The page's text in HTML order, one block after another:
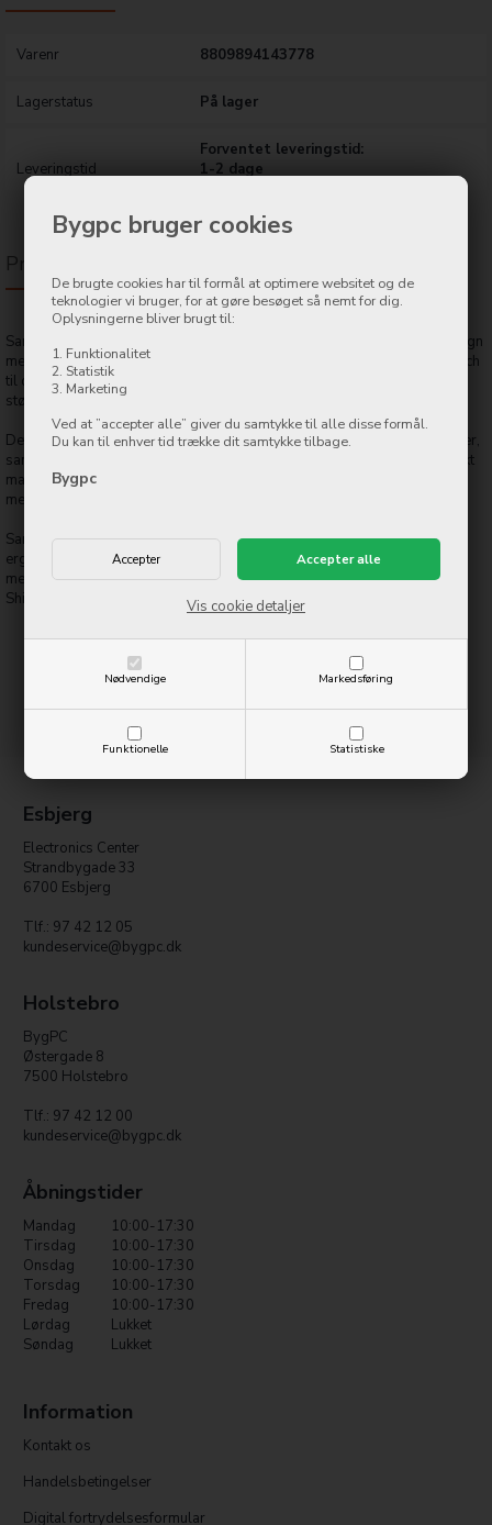
Bygpc bruger cookies
De brugte cookies har til formål at optimere websitet og de
teknologier vi bruger, for at gøre besøget så nemt for dig.
Oplysningerne bliver brugt til:
1. Funktionalitet
2. Statistik
3. Marketing
Ved at ”accepter alle” giver du samtykke til alle disse formål.
Du kan til enhver tid trække dit samtykke tilbage.
Bygpc
Nødvendige Markedsføring
Funktionelle Statistiske
Vis cookie detaljer
Varenr 8809894143778
Lagerstatus På lager
Leveringstid
Forventet leveringstid:
1-2 dage
Produktbeskrivelse
Samsung Galaxy S24 Shield Case i Dark Violet kombinerer elegant design
med robust beskyttelse. Den dybe lilla nuance tilføjer en sofistikeret touch
til din enhed, samtidig med at den holder den sikker mod stød, ridser og
støv.
Det præcise design sikrer fuld adgang til alle knapper, porte og kameraer,
samtidig med at den lette og slanke profil opretholdes. Med et slidstærkt
materiale giver Shield Case solid beskyttelse uden at gå på kompromis
med telefonens æstetik.
Samsung Galaxy S24 Shield Case er let at installere og fjern, og den
ergonomiske pasform sikrer en behagelig håndtering. Beskyt din enhed
med stil og hold din Galaxy S24 i perfekt stand med denne Dark Violet
Shield Case.
Esbjerg
Electronics Center
Strandbygade 33
6700 Esbjerg
Tlf.: 97 42 12 05
kundeservice@bygpc.dk
Holstebro
BygPC
Østergade 8
7500 Holstebro
Tlf.: 97 42 12 00
kundeservice@bygpc.dk
Åbningstider
Mandag
10:00-17:30
Tirsdag
10:00-17:30
Onsdag
10:00-17:30
Torsdag
10:00-17:30
Fredag
10:00-17:30
Lørdag
Lukket
Søndag
Lukket
Information
Kontakt os
Handelsbetingelser
Digital fortrydelsesformular